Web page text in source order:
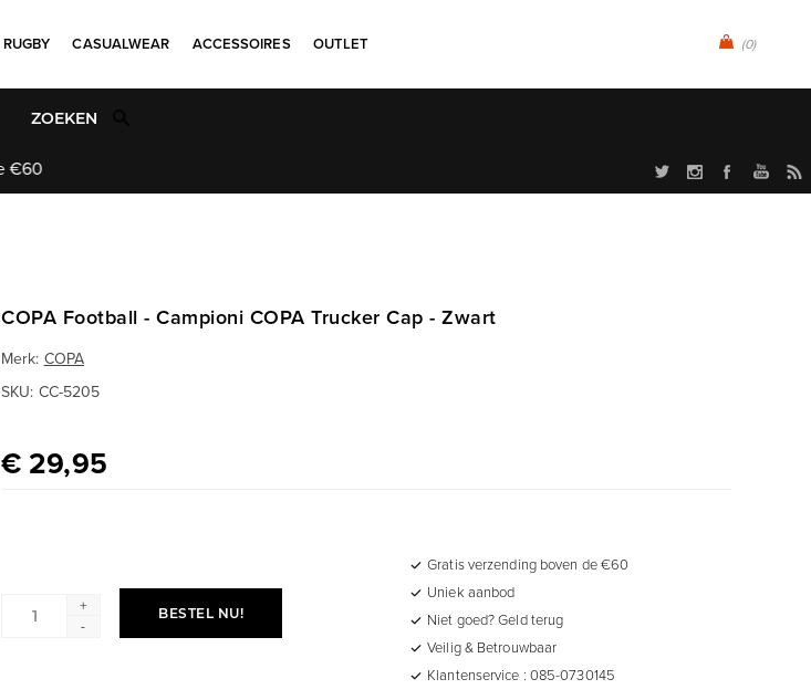
(0)
RUGBY CASUALWEAR ACCESSOIRES OUTLET
Uniek aanbod
COPA Football - Campioni COPA Trucker Cap - Zwart
Merk: COPA
SKU: CC-5205
€ 29,95
+
-
BESTEL NU!
Gratis verzending boven de €60
Uniek aanbod
Niet goed? Geld terug
Veilig & Betrouwbaar
Klantenservice : 085-0730145